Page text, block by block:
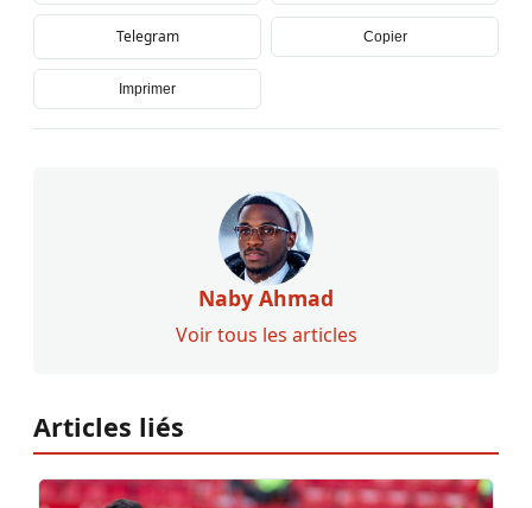
Telegram Copier
Imprimer
Naby Ahmad
Voir tous les articles
Articles liés